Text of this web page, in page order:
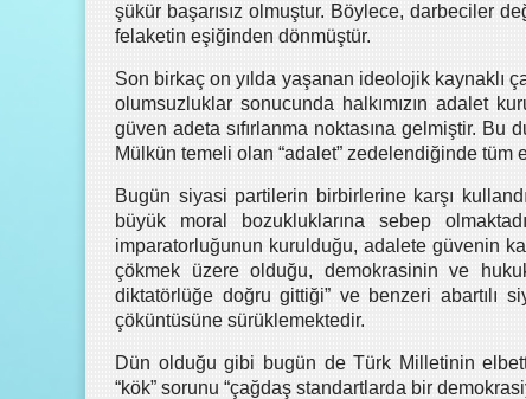
şükür başarısız olmuştur. Böylece, darbeciler
felaketin eşiğinden dönmüştür.
Son birkaç on yılda yaşanan ideolojik kaynaklı
olumsuzluklar sonucunda halkımızın adalet
güven adeta sıfırlanma noktasına gelmiştir. Bu
Mülkün temeli olan “adalet” zedelendiğinde
Bugün siyasi partilerin birbirlerine karşı
büyük moral bozukluklarına sebep
imparatorluğunun kurulduğu, adalete güvenin
çökmek üzere olduğu, demokrasinin ve
diktatörlüğe doğru gittiği” ve benzeri abartılı
çöküntüsüne sürüklemektedir.
Dün olduğu gibi bugün de Türk Milletinin
“kök” sorunu “çağdaş standartlarda bir